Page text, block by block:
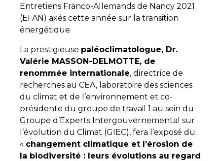
Entretiens Franco-Allemands de Nancy 2021
(EFAN) axés cette année sur la transition
énergétique.
La prestigieuse paléoclimatologue, Dr.
Valérie MASSON-DELMOTTE, de
renommée internationale, directrice de
recherches au CEA, laboratoire des sciences
du climat et de l’environnement et co-
présidente du groupe de travail 1 au sein du
Groupe d’Experts Intergouvernemental sur
l’évolution du Climat (GIEC), fera l’exposé du
« changement climatique et l’érosion de
la biodiversité : leurs évolutions au regard